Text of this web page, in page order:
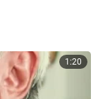
1:20